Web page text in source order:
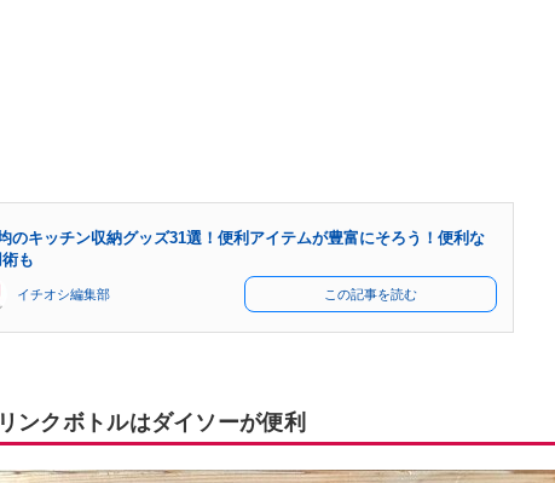
のキッチン収納グッズ31選！便利アイテムが豊富にそろう！便利な
も
イチオシ編集部 この記事を読む
ンクボトルはダイソーが便利